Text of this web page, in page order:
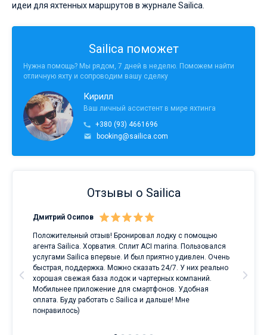
идеи для яхтенных маршрутов в журнале Sailica.
Sailica поможет
Нужна помощь? Мы рядом, 7 дней в неделю. Поможем найти
отличную яхту и сопроводим вашу сделку
Кирилл
Ваш личный ассистент в мире яхтинга
+380 (93) 4661696
booking@sailica.com
Отзывы о Sailica
Дмитрий Осипов
Положительный отзыв! Бронировал лодку с помощью
агента Sailica. Хорватия. Сплит ACI marina. Пользовался
услугами Sailica впервые. И был приятно удивлен. Очень
быстрая, поддержка. Можно сказать 24/7. У них реально
хорошая свежая база лодок и чартерных компаний.
Мобильнее приложение для смартфонов. Удобная
оплата. Буду работать с Sailica и дальше! Мне
понравилось)